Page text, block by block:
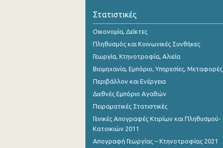
Στατιστικές
Οικονομία, Δείκτες
Πληθυσμός και Κοινωνικές Συνθήκες
Γεωργία, Κτηνοτροφία, Αλιεία
Βιομηχανία, Εμπόριο, Υπηρεσίες, Μεταφορές
Περιβάλλον και Ενέργεια
Διεθνές Εμπόριο Αγαθών
Πειραματικές Στατιστικές
Γενικές Απογραφές Κτιρίων και Πληθυσμού-
Κατοικιών 2011
Απογραφή Γεωργίας – Κτηνοτροφίας 2021